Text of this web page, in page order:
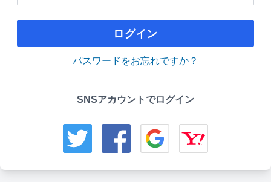
ログイン
パスワードをお忘れですか？
SNSアカウントでログイン